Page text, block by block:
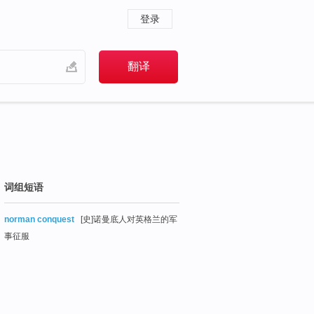
登录
词组短语
norman conquest
[史]诺曼底人对英格兰的军
事征服